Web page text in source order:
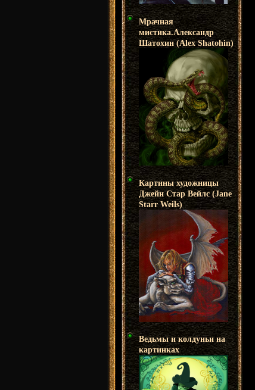
Мрачная
мистика.Александр
Шатохин (Alex Shatohin)
Картины художницы
Джейн Стар Вейлс (Jane
Starr Weils)
Ведьмы и колдуньи на
картинках